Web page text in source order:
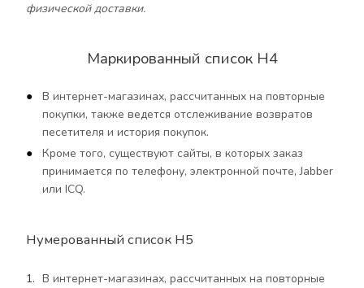
физической доставки.
Маркированный список H4
В интернет-магазинах, рассчитанных на повторные
покупки, также ведется отслеживание возвратов
песетителя и история покупок.
Кроме того, существуют сайты, в которых заказ
принимается по телефону, электронной почте, Jabber
или ICQ.
Нумерованный список H5
В интернет-магазинах, рассчитанных на повторные